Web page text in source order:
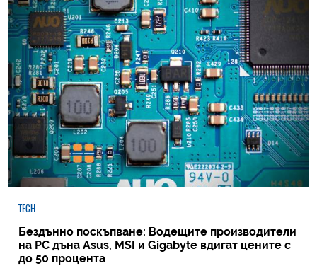
TECH
Бездънно поскъпване: Водещите производители
на РС дъна Asus, MSI и Gigabyte вдигат цените с
до 50 процента